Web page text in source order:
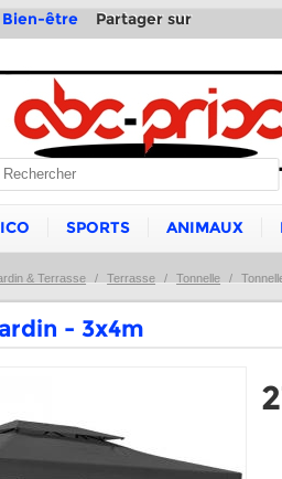
Bien-être Partager sur
SPORTS ANIMAUX
& Terrasse / Terrasse / Tonnelle /
- 3x4m